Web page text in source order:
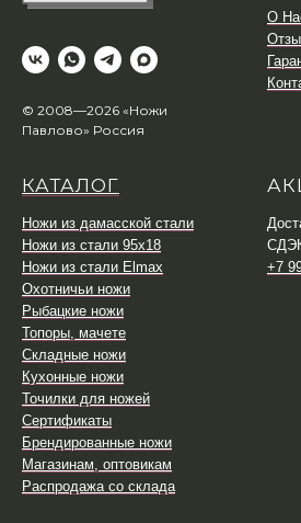
© 2008—2026 «Ножи
Павлово» Россия
О
КАТАЛОГ
Ножи из дамасской стали
Ножи из стали 95х18
Ножи из стали Elmax
Охотничьи ножи
Рыбацкие ножи
Топоры, мачете
Складные ножи
Кухонные ножи
Точилки для ножей
Сертификаты
Брендированные ножи
Магазинам, оптовикам
Распродажа со склада
+7